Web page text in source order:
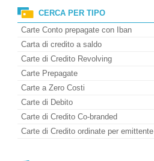
CERCA PER TIPO
Carte Conto prepagate con Iban
Carta di credito a saldo
Carte di Credito Revolving
Carte Prepagate
Carte a Zero Costi
Carte di Debito
Carte di Credito Co-branded
Carte di Credito ordinate per emittente